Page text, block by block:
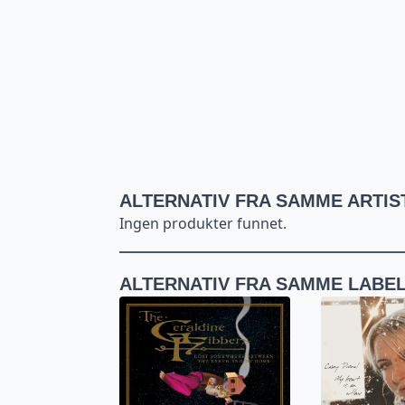
ALTERNATIV FRA SAMME
Ingen produkter funnet.
ALTERNATIV FRA SAMME